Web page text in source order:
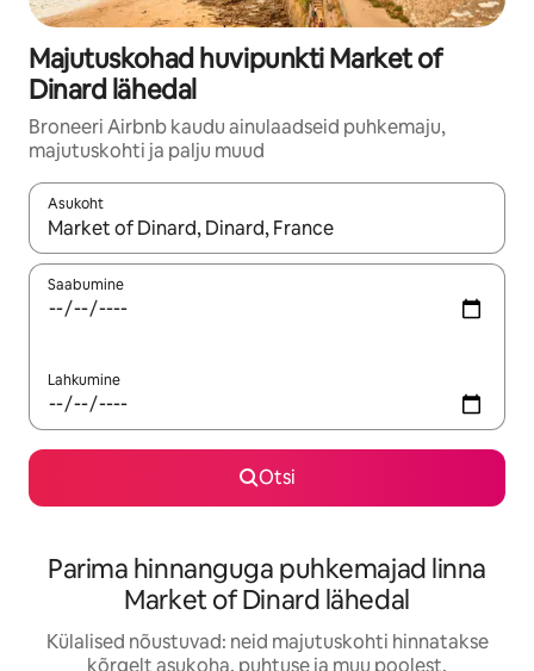
Majutuskohad huvipunkti Market of
Dinard lähedal
Broneeri Airbnb kaudu ainulaadseid puhkemaju,
majutuskohti ja palju muud
Asukoht
Kui tulemused on kuvatud, liigu ekraanil nooleklahvidega või
Saabumine
Lahkumine
Otsi
Parima hinnanguga puhkemajad linna
Market of Dinard lähedal
Külalised nõustuvad: neid majutuskohti hinnatakse
kõrgelt asukoha, puhtuse ja muu poolest.